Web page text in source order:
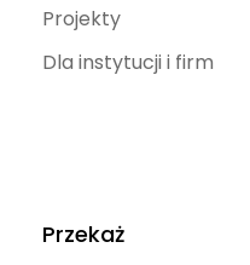
Projekty
Dla instytucji i firm
Przekaż